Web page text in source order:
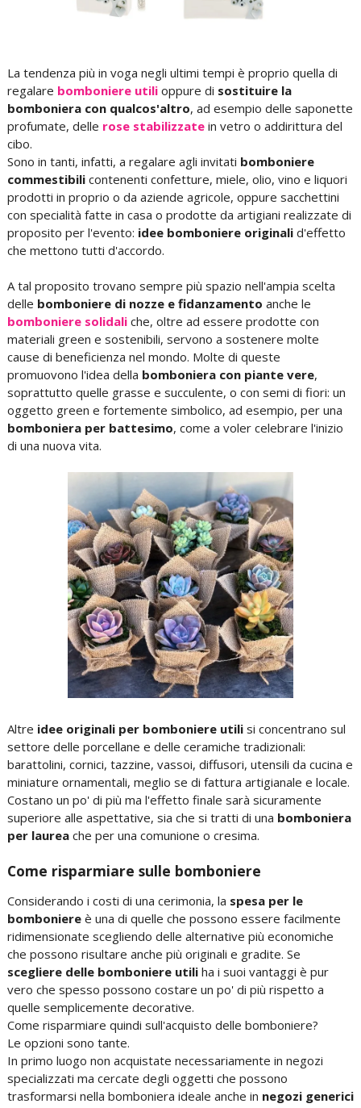
La tendenza più in voga negli ultimi tempi è proprio quella di
regalare bomboniere utili oppure di sostituire la
bomboniera con qualcos'altro, ad esempio delle saponette
profumate, delle rose stabilizzatein vetro o addirittura del
cibo.
Sono in tanti, infatti, a regalare agli invitati bomboniere
commestibili contenenti confetture, miele, olio, vino e liquori
prodotti in proprio o da aziende agricole, oppure sacchettini
con specialità fatte in casa o prodotte da artigiani realizzate di
proposito per l'evento: idee bomboniere originalid'effetto
che mettono tutti d'accordo.
A tal proposito trovano sempre più spazio nell'ampia scelta
delle bomboniere di nozze e fidanzamento anche le
bomboniere solidaliche, oltre ad essere prodotte con
materiali green e sostenibili, servono a sostenere molte
cause di beneficienza nel mondo. Molte di queste
promuovono l'idea della bomboniera con piante vere,
soprattutto quelle grasse e succulente, o con semi di fiori: un
oggetto green e fortemente simbolico, ad esempio, per una
bomboniera per battesimo, come a voler celebrare l'inizio
di una nuova vita.
Altre idee originali per bomboniere utilisi concentrano sul
settore delle porcellane e delle ceramiche tradizionali:
barattolini, cornici, tazzine, vassoi, diffusori, utensili da cucina e
miniature ornamentali, meglio se di fattura artigianale e locale.
Costano un po' di più ma l'effetto finale sarà sicuramente
superiore alle aspettative, sia che si tratti di una bomboniera
per laureache per una comunione o cresima.
Come risparmiare sulle bomboniere
Considerando i costi di una cerimonia, la spesa per le
bomboniereè una di quelle che possono essere facilmente
ridimensionate scegliendo delle alternative più economiche
che possono risultare anche più originali e gradite. Se
scegliere delle bomboniere utiliha i suoi vantaggi è pur
vero che spesso possono costare un po' di più rispetto a
quelle semplicemente decorative.
Come risparmiare quindi sull'acquisto delle bomboniere?
Le opzioni sono tante.
In primo luogo non acquistate necessariamente in negozi
specializzati ma cercate degli oggetti che possono
trasformarsi nella bomboniera ideale anche in negozi generici